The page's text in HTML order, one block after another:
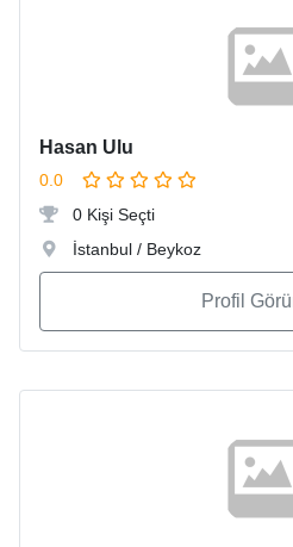
Hasan Ulu
0.0
0 Kişi Seçti
İstanbul / Beykoz
Profil